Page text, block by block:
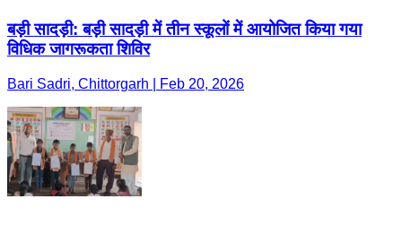
बड़ी सादड़ी: बड़ी सादड़ी में तीन स्कूलों में आयोजित किया गया
विधिक जागरूकता शिविर
Bari Sadri, Chittorgarh | Feb 20, 2026